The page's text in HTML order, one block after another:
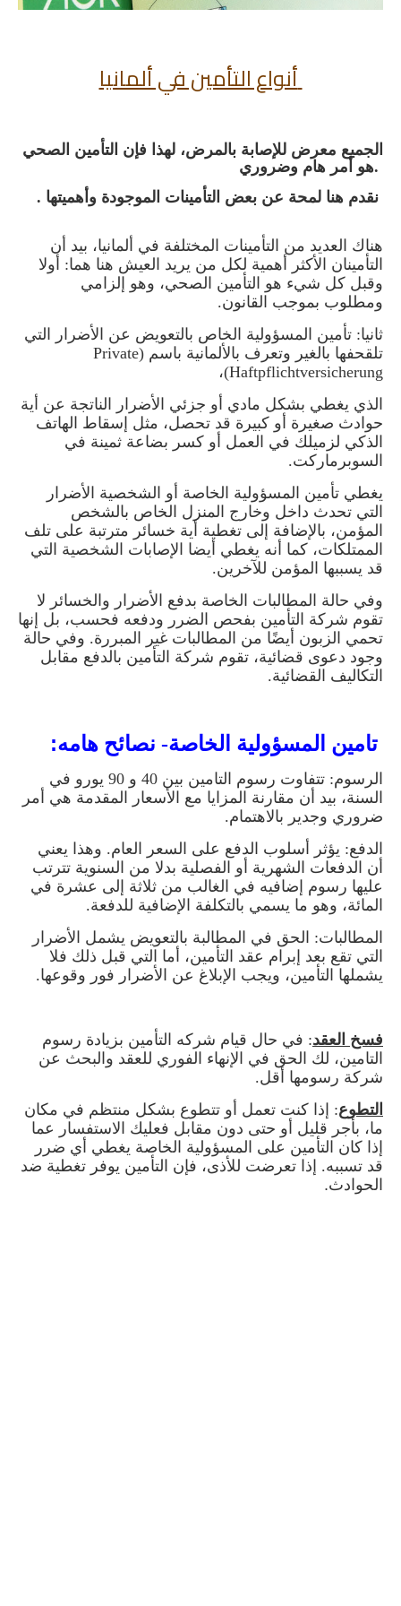
أنواع التأمين في ألمانيا
الجميع معرض للإصابة بالمرض، لهذا فإن التأمين الصحي
هو أمر هام وضروري.
هناك العديد من التأمينات المختلفة في ألمانيا، بيد أن
التأمينان الأكثر أهمية لكل من يريد العيش هنا هما: أولا
وقبل كل شيء هو التأمين الصحي، وهو إلزامي
ومطلوب بموجب القانون.
ثانيا: تأمين المسؤولية الخاص بالتعويض عن الأضرار التي
تلقحفها بالغير وتعرف بالألمانية باسم (Private
Haftpflichtversicherung)،
الذي يغطي بشكل مادي أو جزئي الأضرار الناتجة عن أية
حوادث صغيرة أو كبيرة قد تحصل، مثل إسقاط الهاتف
الذكي لزميلك في العمل أو كسر بضاعة ثمينة في
السوبرماركت.
يغطي تأمين المسؤولية الخاصة أو الشخصية الأضرار
التي تحدث داخل وخارج المنزل الخاص بالشخص
المؤمن، بالإضافة إلى تغطية أية خسائر مترتبة على تلف
الممتلكات، كما أنه يغطي أيضا الإصابات الشخصية التي
قد يسببها المؤمن للآخرين.
وفي حالة المطالبات الخاصة بدفع الأضرار والخسائر لا
تقوم شركة التأمين بفحص الضرر ودفعه فحسب، بل إنها
تحمي الزبون أيضًا من المطالبات غير المبررة. وفي حالة
وجود دعوى قضائية، تقوم شركة التأمين بالدفع مقابل
التكاليف القضائية.
تامين المسؤولية الخاصة- نصائح هامه:
الرسوم: تتفاوت رسوم التامين بين 40 و 90 يورو في
السنة، بيد أن مقارنة المزايا مع الأسعار المقدمة هي أمر
ضروري وجدير بالاهتمام.
الدفع: يؤثر أسلوب الدفع على السعر العام. وهذا يعني
أن الدفعات الشهرية أو الفصلية بدلا من السنوية تترتب
عليها رسوم إضافيه في الغالب من ثلاثة إلى عشرة في
المائة، وهو ما يسمي بالتكلفة الإضافية للدفعة.
المطالبات: الحق في المطالبة بالتعويض يشمل الأضرار
التي تقع بعد إبرام عقد التأمين، أما التي قبل ذلك فلا
يشملها التأمين، ويجب الإبلاغ عن الأضرار فور وقوعها.
فسخ العقد: في حال قيام شركه التأمين بزيادة رسوم
التامين، لك الحق في الإنهاء الفوري للعقد والبحث عن
شركة رسومها أقل.
التطوع: إذا كنت تعمل أو تتطوع بشكل منتظم في مكان
ما، بأجر قليل أو حتى دون مقابل فعليك الاستفسار عما
إذا كان التأمين على المسؤولية الخاصة يغطي أي ضرر
قد تسببه. إذا تعرضت للأذى، فإن التأمين يوفر تغطية ضد
الحوادث.